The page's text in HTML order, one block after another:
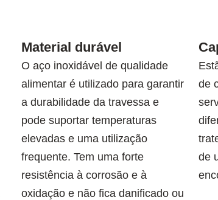
Material durável
O aço inoxidável de qualidade
alimentar é utilizado para garantir
a durabilidade da travessa e
pode suportar temperaturas
elevadas e uma utilização
frequente. Tem uma forte
resistência à corrosão e à
oxidação e não fica danificado ou
de
de